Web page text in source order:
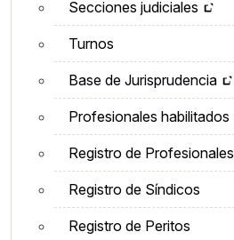
Secciones judiciales
Turnos
Base de Jurisprudencia
Profesionales habilitados
Registro de Profesionales
Registro de Síndicos
Registro de Peritos